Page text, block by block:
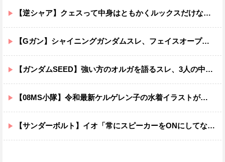
【逆シャア】クェスって中身はともかくルックスだけなら最高だな
【Gガン】シャイニングガンダムスレ、フェイスオープンが嫌いな男の子なんていません
【ガンダムSEED】強い方のオルガを語るスレ、3人の中でも強化は一番されてない方
【08MS小隊】令和最新ケルゲレン子の水着イラストがあまりにもスケベすぎる…
【サンダーボルト】イオ「常にスピーカーをONにしてな！」→オフにしたくなる音ｗｗｗｗｗｗｗｗｗｗｗ